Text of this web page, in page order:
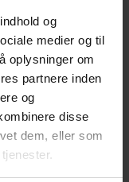
og
medier og til
oplysninger om
partnere inden
og
disse
dem, eller som
120/70 x 200